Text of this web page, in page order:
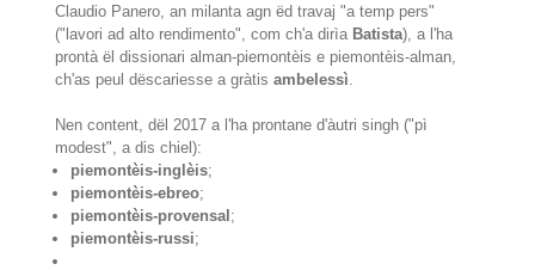
Claudio Panero, an milanta agn ëd travaj "a temp pers"
("lavori ad alto rendimento", com ch'a dirìa Batista), a l'ha
prontà ël dissionari alman-piemontèis e piemontèis-alman,
ch'as peul dëscariesse a gràtisambelessì
Nen content, dël 2017 a l'ha prontane d'àutri singh ("pì
modest", a dis chiel):
piemontèis-inglèis;
piemontèis-ebreo;
piemontèis-provensal ;
piemontèis-russi;